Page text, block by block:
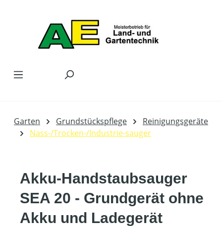
Garten Grundstückspflege
Reinigungsgeräte
Nass-/Trocken-/Industrie-sauger
Akku-Handstaubsauger
SEA 20 - Grundgerät ohne
Akku und Ladegerät